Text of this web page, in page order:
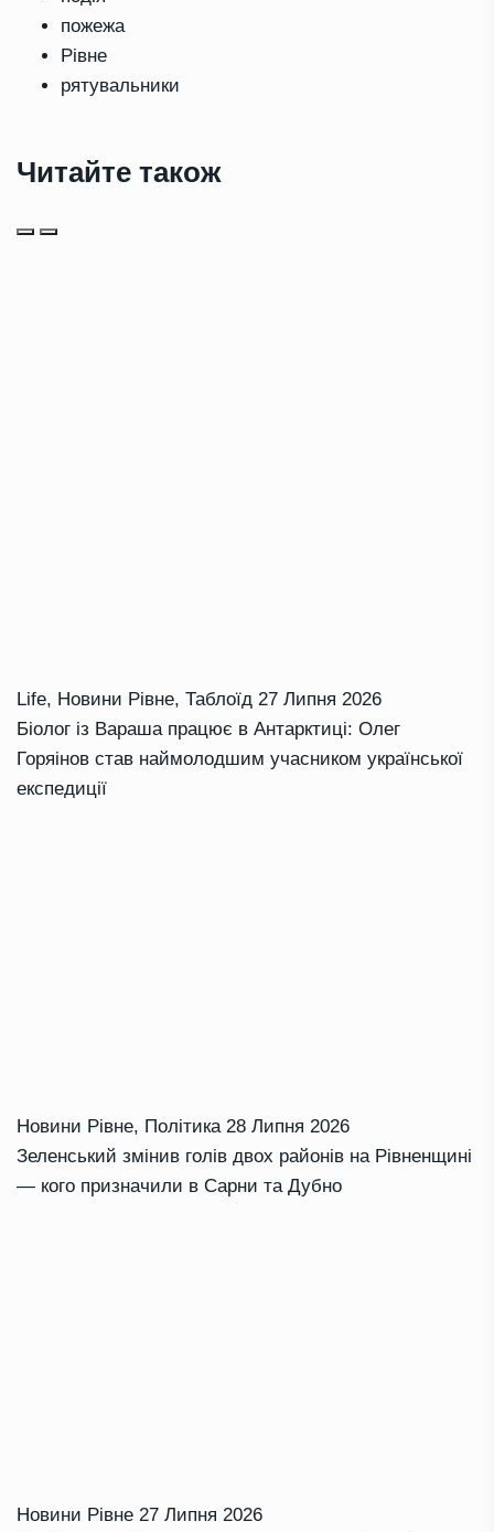
пожежа
Рівне
рятувальники
Читайте також
Life, Новини Рівне, Таблоїд 27 Липня 2026
Біолог із Вараша працює в Антарктиці: Олег
Горяінов став наймолодшим учасником української
експедиції
Новини Рівне, Політика 28 Липня 2026
Зеленський змінив голів двох районів на Рівненщині
— кого призначили в Сарни та Дубно
Новини Рівне 27 Липня 2026